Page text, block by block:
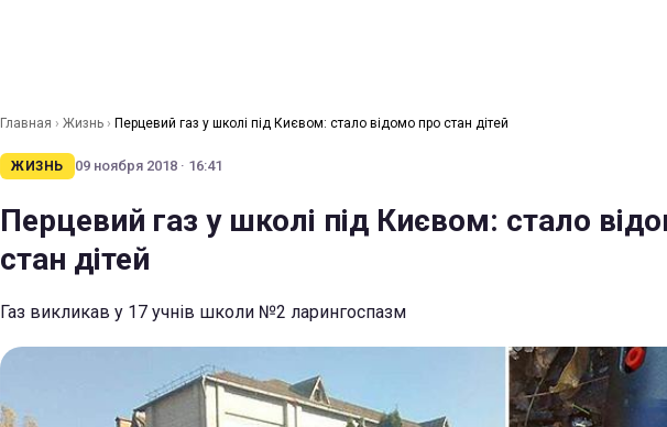
Главная › Жизнь › Перцевий газ у школі під Києвом: стало відомо про стан дітей
ЖИЗНЬ 09 ноября 2018 · 16:41
Перцевий газ у школі під Києвом: стало
стан дітей
Газ викликав у 17 учнів школи №2 ларингоспазм